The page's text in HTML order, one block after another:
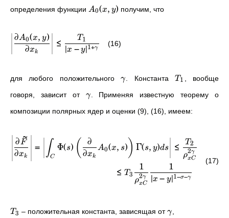
определения функции A0(x, y) получим, что
∂xk
∂A0(x, y) ≤ ∣x − y∣1+γ
T1 (16)
для любого положительногоγ . КонстантаT1
, вообще
говоря, зависит от γ . Применяя известную теорему о
композиции полярных ядер и оценки (9), (16), имеем:
∂xk
∂F
~
=
∫C
Φ(s) ( ∂xk
∂
A0(x, s) ) Γ(s, y)ds ≤
ρxC
2γ
T2
≤ T3
ρxC
2γ
1
∣x − y∣1−σ−γ
1 (17)
T3 – положительная константа, зависящая отγ